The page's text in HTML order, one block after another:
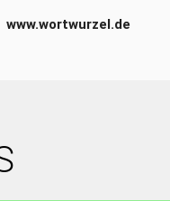
www.wortwurzel.de